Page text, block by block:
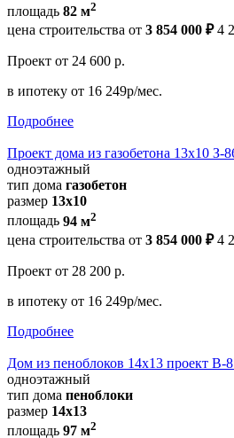
площадь 82 м2
цена строительства от 3 854 000 ₽ 4
Проект от 24 600 р.
в ипотеку от 16 249р/мес.
Подробнее
Проект дома из газобетона 13х10 З-
одноэтажный
тип дома газобетон
размер 13x10
площадь 94 м2
цена строительства от 3 854 000 ₽ 4
Проект от 28 200 р.
в ипотеку от 16 249р/мес.
Подробнее
Дом из пеноблоков 14х13 проект В-
одноэтажный
тип дома пеноблоки
размер 14х13
площадь 97 м2